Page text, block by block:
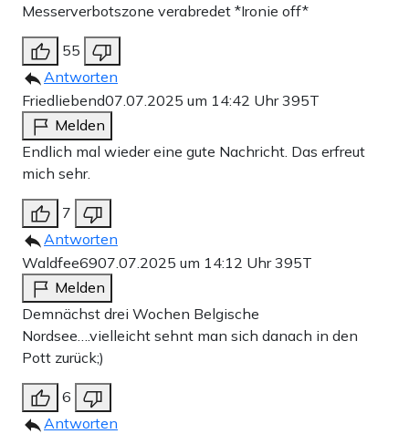
Messerverbotszone verabredet *Ironie off*
55
Antworten
Friedliebend07.07.2025 um 14:42 Uhr395T
Melden
Endlich mal wieder eine gute Nachricht. Das erfreut
mich sehr.
7
Antworten
Waldfee6907.07.2025 um 14:12 Uhr395T
Melden
Demnächst drei Wochen Belgische
Nordsee….vielleicht sehnt man sich danach in den
Pott zurück;)
6
Antworten